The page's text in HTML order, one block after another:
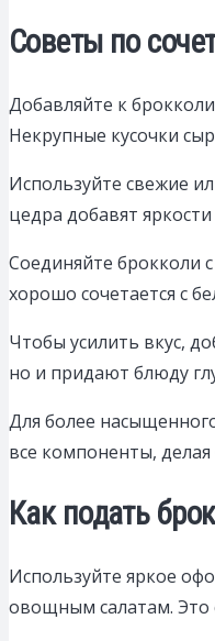
Советы по
Добавляйте к
Некрупные кусочки
Используйте свежие
цедра добавят
Соединяйте брокколи
хорошо сочетается с
Чтобы усилить вкус,
но и придают блюду
Для более
все компоненты,
Как подать
Используйте яркое
овощным салатам. Это